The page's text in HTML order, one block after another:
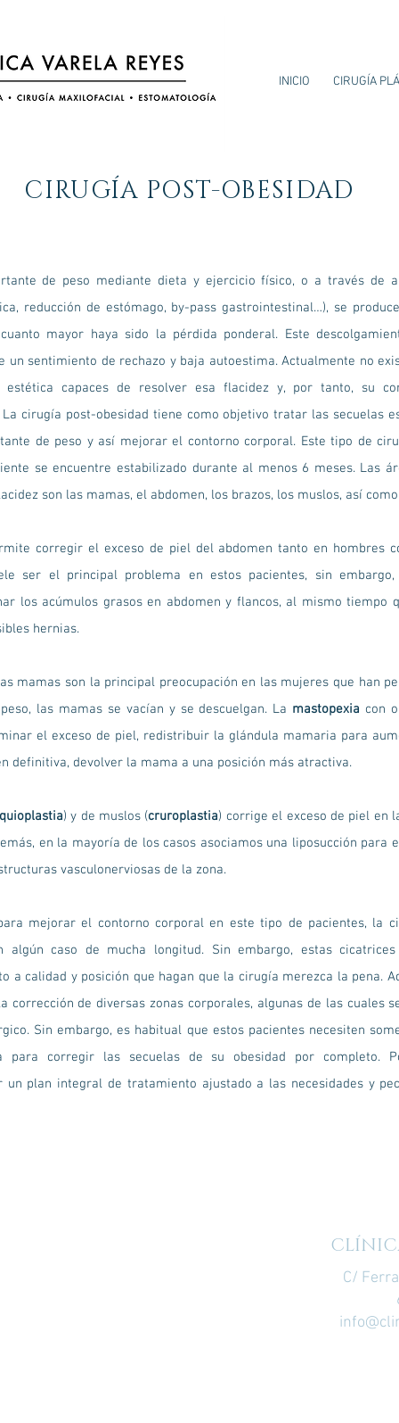
INICIO CIRUGÍA
CIRUGÍA POST-OBESIDAD
de peso mediante dieta y ejercicio físico, o a través de
reducción de estómago, by-pass gastrointestinal…), se
mayor haya sido la pérdida ponderal. Este
un sentimiento de rechazo y baja autoestima. Actualmente no
estética capaces de resolver esa flacidez y, por tanto, su
cirugía post-obesidad tiene como objetivo tratar las secuelas
de peso y así mejorar el contorno corporal. Este tipo de
se encuentre estabilizado durante al menos 6 meses. Las
son las mamas, el abdomen, los brazos, los muslos, así
corregir el exceso de piel del abdomen tanto en hombres
ser el principal problema en estos pacientes, sin
los acúmulos grasos en abdomen y flancos, al mismo tiempo
hernias.
mamas son la principal preocupación en las mujeres que han
las mamas se vacían y se descuelgan. La mastopexia con
el exceso de piel, redistribuir la glándula mamaria para
definitiva, devolver la mama a una posición más atractiva.
) y de muslos (cruroplastia) corrige el exceso de piel en
en la mayoría de los casos asociamos una liposucción para
vasculonerviosas de la zona.
mejorar el contorno corporal en este tipo de pacientes, la
algún caso de mucha longitud. Sin embargo, estas
a calidad y posición que hagan que la cirugía merezca la pena.
corrección de diversas zonas corporales, algunas de las cuales
Sin embargo, es habitual que estos pacientes necesiten
para corregir las secuelas de su obesidad por completo.
un plan integral de tratamiento ajustado a las necesidades y
C/